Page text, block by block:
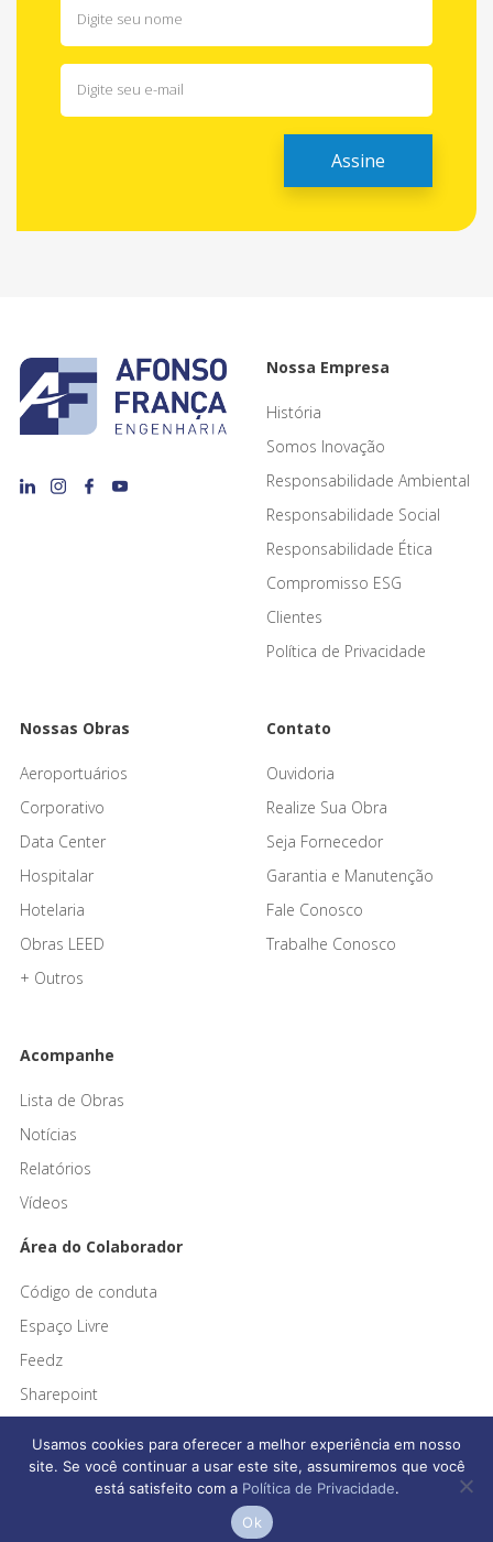
Nossa Empresa
História
Somos Inovação
Responsabilidade Ambiental
Responsabilidade Social
Responsabilidade Ética
Compromisso ESG
Clientes
Política de Privacidade
Nossas Obras
Aeroportuários
Corporativo
Data Center
Hospitalar
Hotelaria
Obras LEED
+ Outros
Contato
Ouvidoria
Realize Sua Obra
Seja Fornecedor
Garantia e Manutenção
Fale Conosco
Trabalhe Conosco
Acompanhe
Lista de Obras
Notícias
Relatórios
Vídeos
Área do Colaborador
Código de conduta
Espaço Livre
Feedz
Sharepoint
Afonso França Engenharia © 2026 Todos os direitos reservados
Usamos cookies para oferecer a melhor experiência em nosso
site. Se você continuar a usar este site, assumiremos que você
está satisfeito com a Política de Privacidade.
Ok